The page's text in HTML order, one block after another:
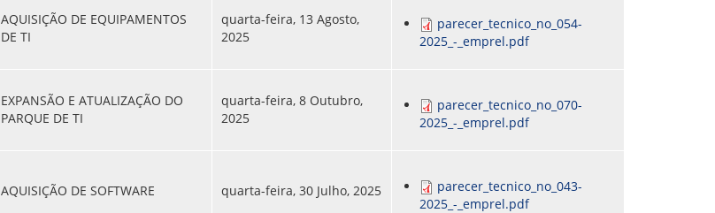
AQUISIÇÃO DE EQUIPAMENTOS
DE TI
quarta-feira, 13 Agosto,
2025
parecer_tecnico_no_054-
2025_-_emprel.pdf
EXPANSÃO E ATUALIZAÇÃO DO
PARQUE DE TI
quarta-feira, 8 Outubro,
2025
parecer_tecnico_no_070-
2025_-_emprel.pdf
AQUISIÇÃO DE SOFTWARE quarta-feira, 30 Julho, 2025
parecer_tecnico_no_043-
2025_-_emprel.pdf